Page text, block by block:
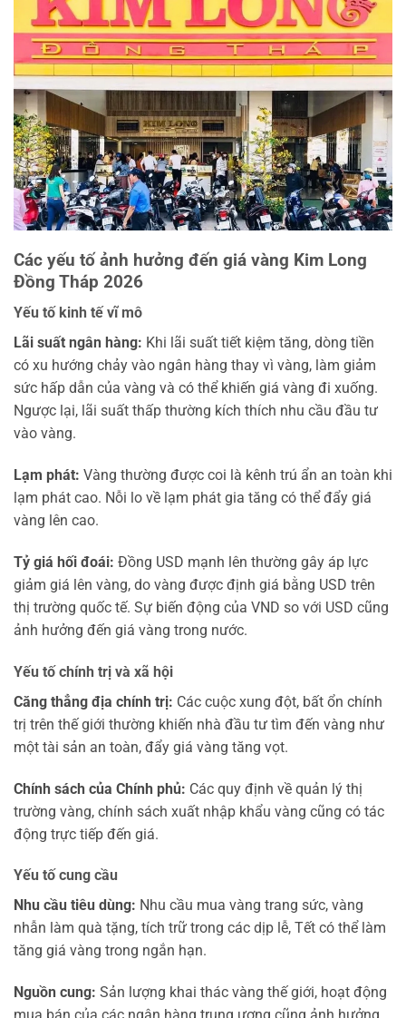
Các yếu tố ảnh hưởng đến giá vàng Kim Long
Đồng Tháp 2026
Yếu tố kinh tế vĩ mô
Lãi suất ngân hàng: Khi lãi suất tiết kiệm tăng, dòng tiền
có xu hướng chảy vào ngân hàng thay vì vàng, làm giảm
sức hấp dẫn của vàng và có thể khiến giá vàng đi xuống.
Ngược lại, lãi suất thấp thường kích thích nhu cầu đầu tư
vào vàng.
Lạm phát: Vàng thường được coi là kênh trú ẩn an toàn khi
lạm phát cao. Nỗi lo về lạm phát gia tăng có thể đẩy giá
vàng lên cao.
Tỷ giá hối đoái: Đồng USD mạnh lên thường gây áp lực
giảm giá lên vàng, do vàng được định giá bằng USD trên
thị trường quốc tế. Sự biến động của VND so với USD cũng
ảnh hưởng đến giá vàng trong nước.
Yếu tố chính trị và xã hội
Căng thẳng địa chính trị: Các cuộc xung đột, bất ổn chính
trị trên thế giới thường khiến nhà đầu tư tìm đến vàng như
một tài sản an toàn, đẩy giá vàng tăng vọt.
Chính sách của Chính phủ: Các quy định về quản lý thị
trường vàng, chính sách xuất nhập khẩu vàng cũng có tác
động trực tiếp đến giá.
Yếu tố cung cầu
Nhu cầu tiêu dùng: Nhu cầu mua vàng trang sức, vàng
nhẫn làm quà tặng, tích trữ trong các dịp lễ, Tết có thể làm
tăng giá vàng trong ngắn hạn.
Nguồn cung: Sản lượng khai thác vàng thế giới, hoạt động